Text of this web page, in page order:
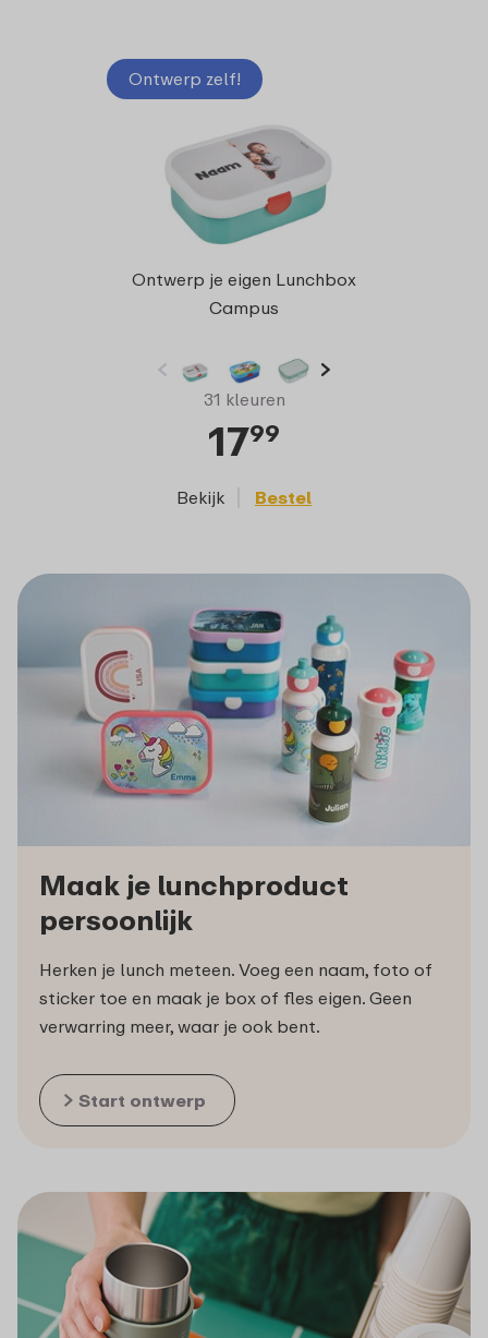
Ontwerp zelf!
Ontwerp je eigen Lunchbox
Campus
31 kleuren
1799
Bekijk Bestel
Maak je lunchproduct
persoonlijk
Herken je lunch meteen. Voeg een naam, foto of
sticker toe en maak je box of fles eigen. Geen
verwarring meer, waar je ook bent.
Start ontwerp